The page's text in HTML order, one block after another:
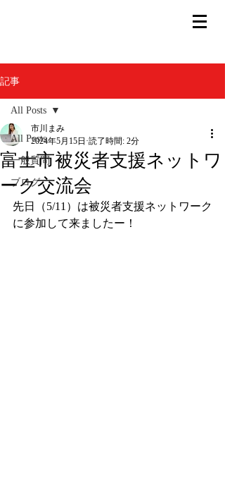
記事
All Posts
一般質問
ブログ
All Posts
富士市被災者支援ネットワ
ーク交流会
市川まみ
2024年5月15日 読了時間: 2分
先日（5/11）は被災者支援ネットワーク
に参加して来ましたー！